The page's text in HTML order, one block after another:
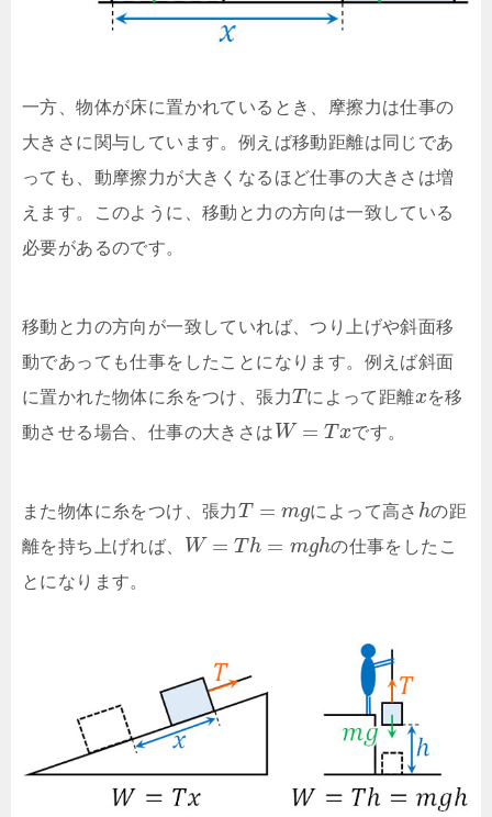
一方、物体が床に置かれているとき、摩擦力は仕事の
大きさに関与しています。例えば移動距離は同じであ
っても、動摩擦力が大きくなるほど仕事の大きさは増
えます。このように、移動と力の方向は一致している
必要があるのです。
移動と力の方向が一致していれば、つり上げや斜面移
動であっても仕事をしたことになります。例えば斜面
に置かれた物体に糸をつけ、張力T によって距離xを移
動させる場合、仕事の大きさは W = T xです。
また物体に糸をつけ、張力T = mgによって高さ hの距
離を持ち上げれば、
W = T h = mghの仕事をしたこ
とになります。